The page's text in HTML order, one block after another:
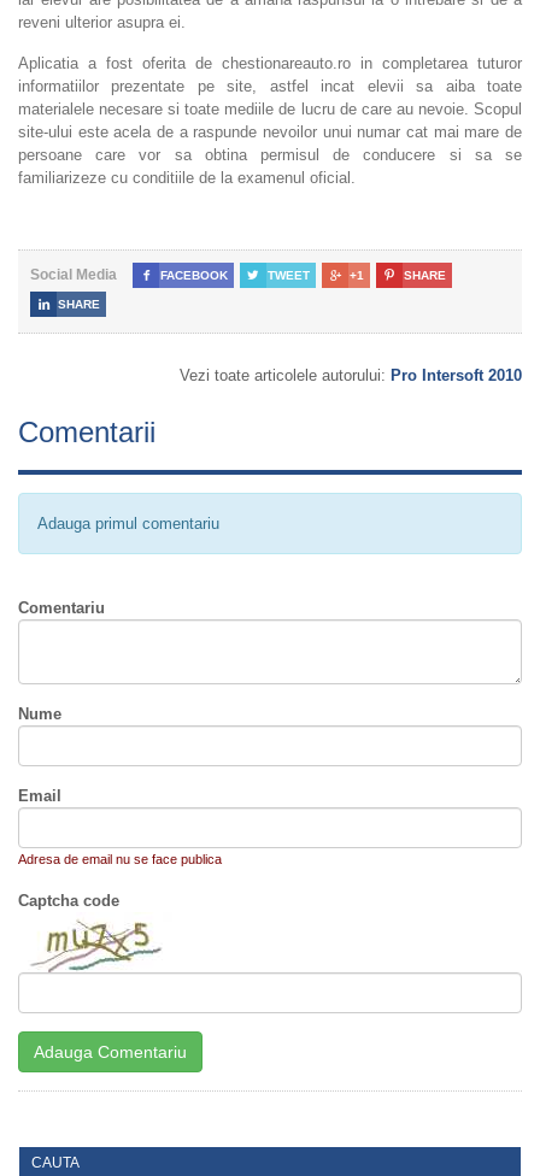
reveni ulterior asupra ei.
Aplicatia a fost oferita de chestionareauto.ro in completarea tuturor
informatiilor prezentate pe site, astfel incat elevii sa aiba toate
materialele necesare si toate mediile de lucru de care au nevoie. Scopul
site-ului este acela de a raspunde nevoilor unui numar cat mai mare de
persoane care vor sa obtina permisul de conducere si sa se
familiarizeze cu conditiile de la examenul oficial.
Social Media  FACEBOOK  TWEET  +1  SHARE
 SHARE
Vezi toate articolele autorului: Pro Intersoft 2010
Comentarii
Adauga primul comentariu
Comentariu
Nume
Email
Adresa de email nu se face publica
Captcha code
CAUTA